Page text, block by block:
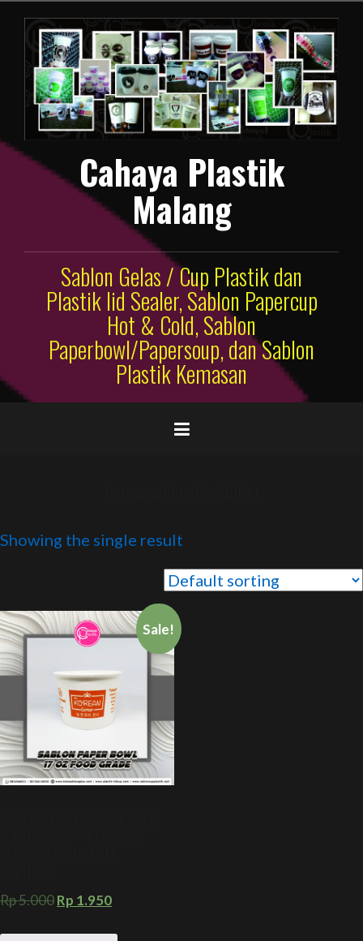
konten
Cahaya Plastik
Malang
Sablon Gelas / Cup Plastik dan
Plastik lid Sealer, Sablon Papercup
Hot & Cold, Sablon
Paperbowl/Papersoup, dan Sablon
Plastik Kemasan
Showing the single result
Sale!
Rp5.000Rp 1.950